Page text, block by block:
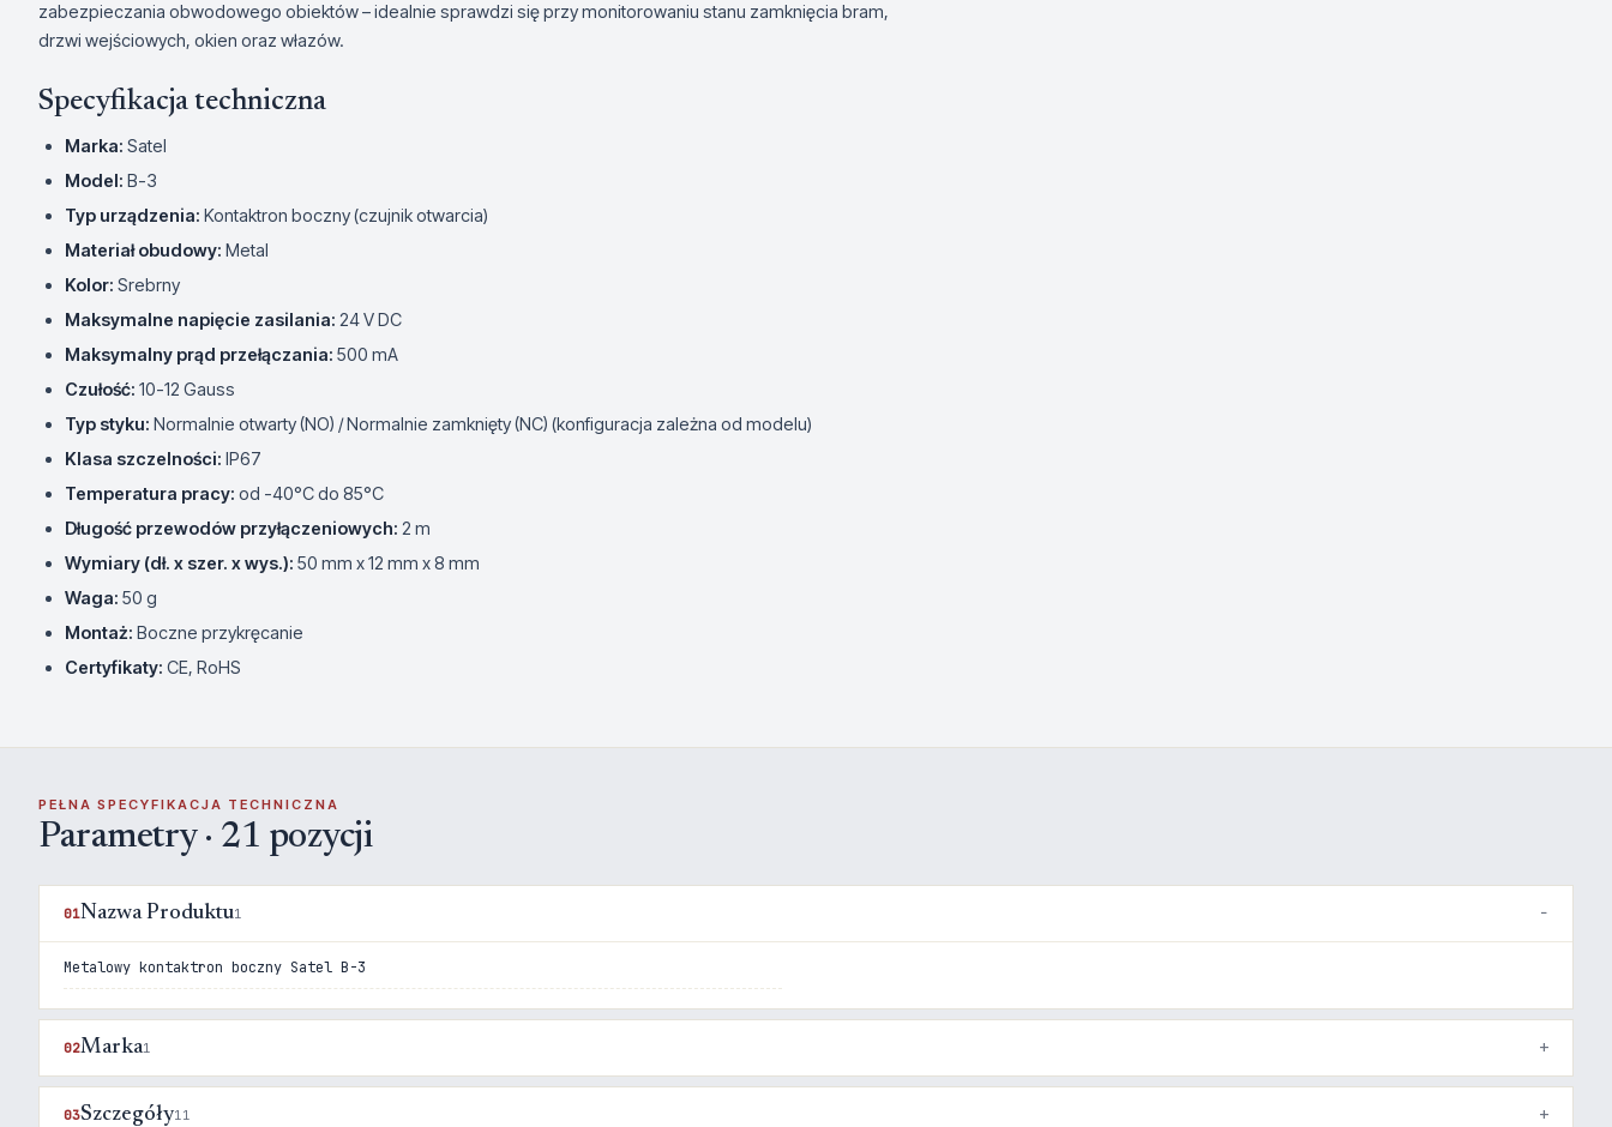
zabezpieczania obwodowego obiektów – idealnie sprawdzi się przy monitorowaniu stanu zamknięcia bram,
drzwi wejściowych, okien oraz włazów.
Specyfikacja techniczna
Marka: Satel
Model: B-3
Typ urządzenia: Kontaktron boczny (czujnik otwarcia)
Materiał obudowy: Metal
Kolor: Srebrny
Maksymalne napięcie zasilania: 24 V DC
Maksymalny prąd przełączania: 500 mA
Czułość: 10-12 Gauss
Typ styku: Normalnie otwarty (NO) / Normalnie zamknięty (NC) (konfiguracja zależna od modelu)
Klasa szczelności: IP67
Temperatura pracy: od -40°C do 85°C
Długość przewodów przyłączeniowych: 2 m
Wymiary (dł. x szer. x wys.): 50 mm x 12 mm x 8 mm
Waga: 50 g
Montaż: Boczne przykręcanie
Certyfikaty: CE, RoHS
PEŁNA SPECYFIKACJA TECHNICZNA
Parametry · 21 pozycji
01Nazwa Produktu1
Metalowy kontaktron boczny Satel B-3
02Marka1
03Szczegóły11